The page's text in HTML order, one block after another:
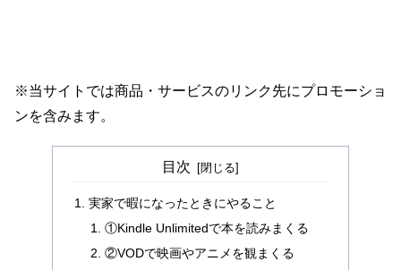
※当サイトでは商品・サービスのリンク先にプロモーショ
ンを含みます。
目次
実家で暇になったときにやること
①Kindle Unlimitedで本を読みまくる
②VODで映画やアニメを観まくる